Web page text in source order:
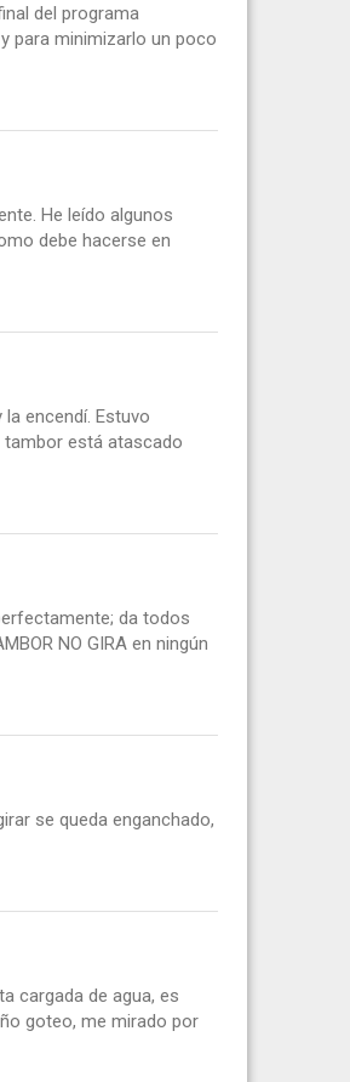
del programa
para minimizarlo un poco
He leído algunos
debe hacerse en
encendí. Estuvo
tambor está atascado
da todos
NO GIRA en ningún
se queda enganchado,
cargada de agua, es
goteo, me mirado por